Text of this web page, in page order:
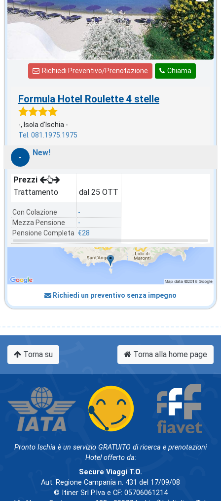
Chiama
Richiedi Preventivo/Prenotazione
Formula Hotel Roulette 4 stelle
-, Isola d'Ischia -
Tel. 081.1975.1975
-
New!
Prezzi
Trattamento
Con Colazione
Mezza Pensione
Pensione Completa
dal 25 OTT
-
-
€28
Richiedi un preventivo senza impegno
Torna su Torna alla home page
Pronto Ischia è un servizio GRATUITO di ricerca e prenotazioni
Hotel offerto da:
Secure Viaggi T.O.
Aut. Regione Campania n. 431 del 17/09/08
© Itiner Srl P.Iva e CF: 05706061214